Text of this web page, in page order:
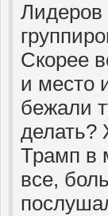
Скорее
и место
бежали
делать?
Трамп в
все,